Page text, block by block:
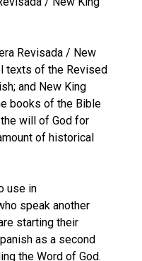
Revisada / New
texts of the Revised
and New King
books of the Bible
will of God for
of historical
use in
speak another
starting their
as a second
the Word of God.